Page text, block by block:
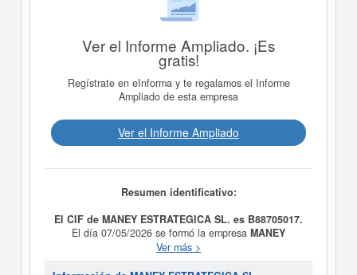
Ver el Informe Ampliado. ¡Es
gratis!
Regístrate en eInforma y te regalamos el Informe
Ampliado de esta empresa
Ver el Informe Ampliado
Resumen identificativo:
El CIF de MANEY ESTRATEGICA SL. es B88705017.
El día 07/05/2026 se formó la empresa MANEY
con la finalidad de La prestación de
servicios de asesoramiento y consultoría económica,
Ver más >